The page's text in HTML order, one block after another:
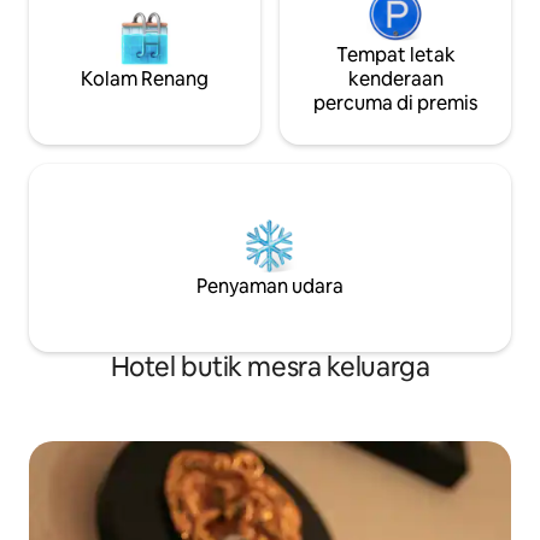
Kolam Renang
Tempat letak
kenderaan
percuma di premis
Penyaman udara
Hotel butik mesra keluarga